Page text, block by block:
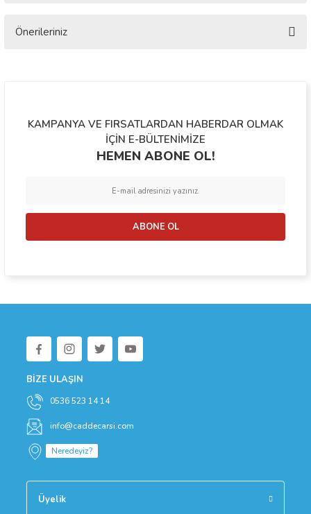
Önerileriniz
Ürün resmi kalitesiz, bozuk veya görüntülenemiyor.
Ürün açıklamasında eksik bilgiler bulunuyor.
Ürün fiyatı diğer sitelerden daha pahalı.
Bu ürüne benzer farklı alternatifler olmalı.
KAMPANYA VE FIRSATLARDAN HABERDAR OLMAK
İÇİN E-BÜLTENİMİZE
HEMEN ABONE OL!
ABONE OL
BİZE ULAŞIN
0536 523 14 14
info@caddecarsi.com
Neredeyiz?
Üyelik